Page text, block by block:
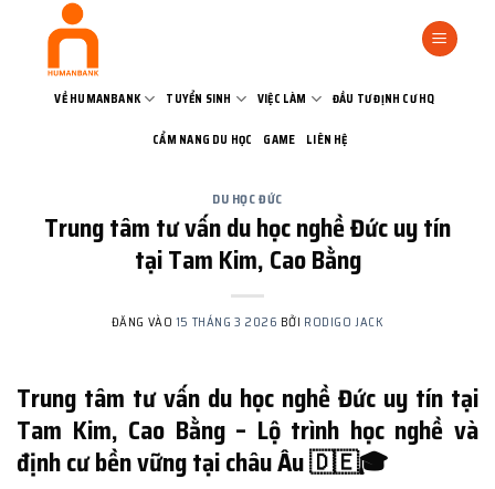
VỀ HUMANBANK TUYỂN SINH VIỆC LÀM ĐẦU TƯ ĐỊNH CƯ HQ
CẨM NANG DU HỌC GAME LIÊN HỆ
DU HỌC ĐỨC
Trung tâm tư vấn du học nghề Đức uy tín
tại Tam Kim, Cao Bằng
ĐĂNG VÀO 15 THÁNG 3 2026 BỞI RODIGO JACK
Trung tâm tư vấn du học nghề Đức uy tín tại
Tam Kim, Cao Bằng – Lộ trình học nghề và
định cư bền vững tại châu Âu 🇩🇪🎓